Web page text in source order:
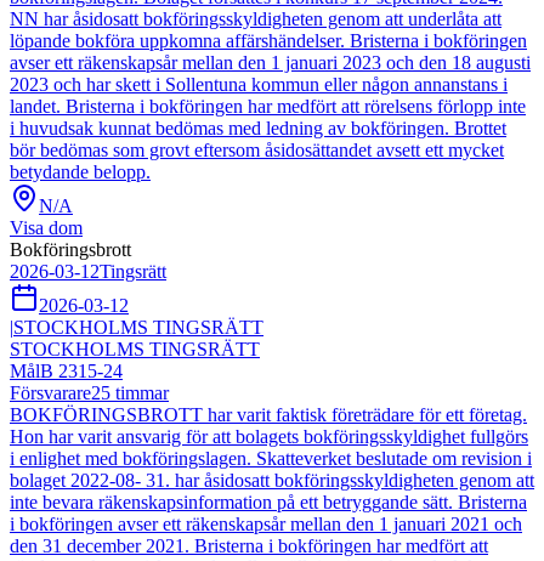
NN har åsidosatt bokföringsskyldigheten genom att underlåta att
löpande bokföra uppkomna affärshändelser. Bristerna i bokföringen
avser ett räkenskapsår mellan den 1 januari 2023 och den 18 augusti
2023 och har skett i Sollentuna kommun eller någon annanstans i
landet. Bristerna i bokföringen har medfört att rörelsens förlopp inte
i huvudsak kunnat bedömas med ledning av bokföringen. Brottet
bör bedömas som grovt eftersom åsidosättandet avsett ett mycket
betydande belopp.
N/A
Visa dom
Bokföringsbrott
2026-03-12Tingsrätt
2026-03-12
|STOCKHOLMS TINGSRÄTT
STOCKHOLMS TINGSRÄTT
MålB 2315-24
Försvarare25 timmar
BOKFÖRINGSBROTT har varit faktisk företrädare för ett företag.
Hon har varit ansvarig för att bolagets bokföringsskyldighet fullgörs
i enlighet med bokföringslagen. Skatteverket beslutade om revision i
bolaget 2022-08- 31. har åsidosatt bokföringsskyldigheten genom att
inte bevara räkenskapsinformation på ett betryggande sätt. Bristerna
i bokföringen avser ett räkenskapsår mellan den 1 januari 2021 och
den 31 december 2021. Bristerna i bokföringen har medfört att